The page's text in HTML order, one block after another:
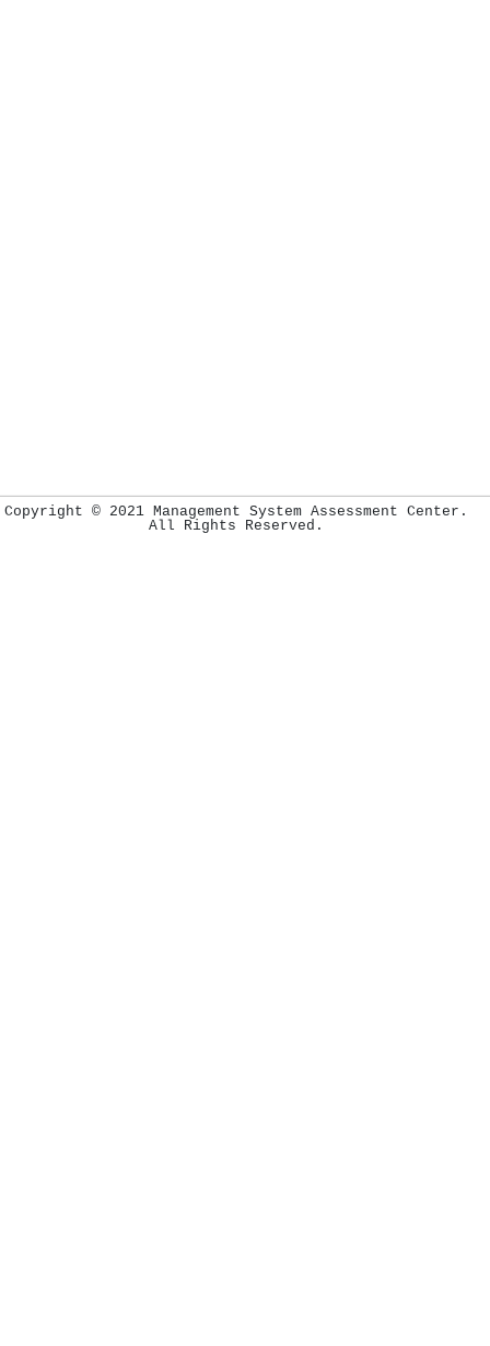
Copyright © 2021 Management System Assessment Center.
All Rights Reserved.